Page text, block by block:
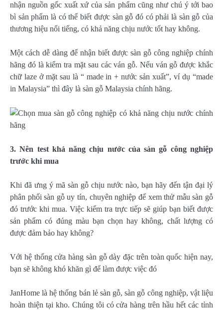
nhận nguồn gốc xuất xứ của sản phẩm cũng như chú ý tới bao
bì sản phẩm là có thể biết được sàn gỗ đó có phải là sàn gỗ của
thương hiệu nổi tiếng, có khả năng chịu nước tốt hay không.
Một cách dễ dàng để nhận biết được sàn gỗ công nghiệp chính
hãng đó là kiểm tra mặt sau các ván gỗ. Nếu ván gỗ được khắc
chữ laze ở mặt sau là “ made in + nước sản xuất”, ví dụ “made
in Malaysia” thì đây là sàn gỗ Malaysia chính hãng.
3. Nên test khả năng chịu nước của sàn gỗ công nghiệp
trước khi mua
Khi đã ưng ý mã sàn gỗ chịu nước nào, bạn hãy đến tận đại lý
phân phối sàn gỗ uy tín, chuyên nghiệp để xem thử mẫu sàn gỗ
đó trước khi mua. Việc kiểm tra trực tiếp sẽ giúp bạn biết được
sản phẩm có đúng màu bạn chọn hay không, chất lượng có
được đảm bảo hay không?
Với hệ thống cửa hàng sàn gỗ dày đặc trên toàn quốc hiện nay,
bạn sẽ không khó khăn gì để làm được việc đó
JanHome là hệ thống bán lẻ sàn gỗ, sàn gỗ công nghiệp, vật liệu
hoàn thiện tại kho. Chúng tôi có cửa hàng trên hầu hết các tỉnh